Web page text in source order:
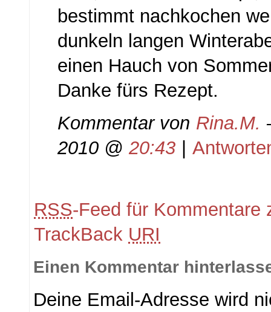
bestimmt nachkochen
dunkeln langen
einen Hauch von
Danke fürs Rezept.
Kommentar von Rina.M.
2010 @ 20:43 |
RSS-Feed für Kommentare
TrackBack URI
Einen Kommentar
Deine Email-Adresse wird